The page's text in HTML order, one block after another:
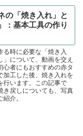
の「焼き入れ」と
：基本工具の作り
る時に必要な「焼き入
」について、動画を交え
心者にもおすすめの赤タ
加工した後、焼き入れを
行います。この記事で
き戻しについても、写真
介。